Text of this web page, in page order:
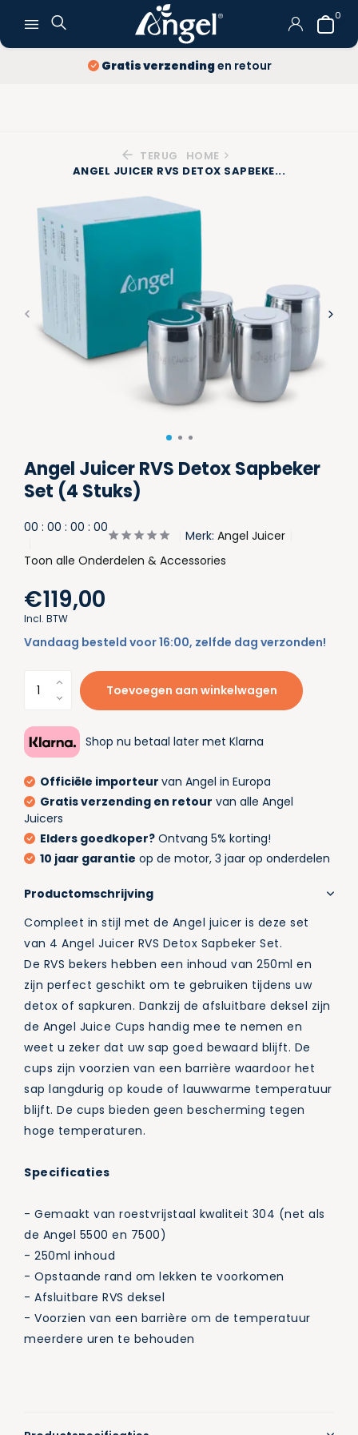
0
Gratis verzendingen retour
TERUG
HOME
ANGEL JUICER RVS DETOX SAPBEKE...
Angel Juicer RVS Detox Sapbeker
Set (4 Stuks)
00 : 00 : 00 : 00
Merk: Angel Juicer
Toon alle Onderdelen & Accessories
€119,00
Incl. BTW
Vandaag besteld voor 16:00, zelfde dag verzonden!
Toevoegen aan winkelwagen
Shop nu betaal later met Klarna
Officiële importeur van Angel in Europa
Gratis verzending en retour van alle Angel
Juicers
Elders goedkoper? Ontvang 5% korting!
10 jaar garantie op de motor, 3 jaar op onderdelen
Productomschrijving
Compleet in stijl met de Angel juicer is deze set
van 4 Angel Juicer RVS Detox Sapbeker Set.
De RVS bekers hebben een inhoud van 250ml en
zijn perfect geschikt om te gebruiken tijdens uw
detox of sapkuren. Dankzij de afsluitbare deksel zijn
de Angel Juice Cups handig mee te nemen en
weet u zeker dat uw sap goed bewaard blijft. De
cups zijn voorzien van een barrière waardoor het
sap langdurig op koude of lauwwarme temperatuur
blijft. De cups bieden geen bescherming tegen
hoge temperaturen.
Specificaties
- Gemaakt van roestvrijstaal kwaliteit 304 (net als
de Angel 5500 en 7500)
- 250ml inhoud
- Opstaande rand om lekken te voorkomen
- Afsluitbare RVS deksel
- Voorzien van een barrière om de temperatuur
meerdere uren te behouden